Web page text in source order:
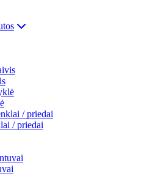
/ priedai